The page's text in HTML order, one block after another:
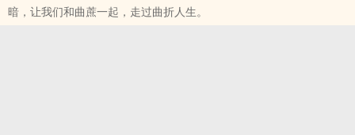
暗，让我们和曲蔗一起，走过曲折人生。